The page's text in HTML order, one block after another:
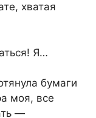
хватая
Я…
бумаги
моя, все
—